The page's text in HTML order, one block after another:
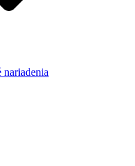
nariadenia